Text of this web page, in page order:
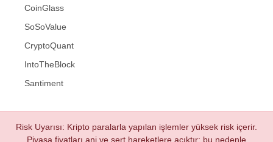
CoinGlass
SoSoValue
CryptoQuant
IntoTheBlock
Santiment
Risk Uyarısı: Kripto paralarla yapılan işlemler yüksek risk içerir.
Piyasa fiyatları ani ve sert hareketlere açıktır; bu nedenle